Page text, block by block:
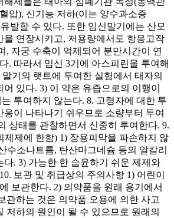
압), 신기능 저하(이는 양수과소증
유발할 수 있다. 또한 임신말기에는 산모
을 연장시키고, 저용량에서도 항응고작
, 자궁 수축이 억제되어 분만시간이 연
. 따라서 임신 3기에 아스피린을 투여해
기의 랫트에 투여한 실험에서 태자의
있다. 3) 이 약은 유즙으로의 이행이
투여하지 않는다. 8. 고령자에 대한 투
응이 나타나기 쉬우므로 소량부터 투여
상태를 관찰하면서 신중히 투여한다. 9.
제제에 한함) 1) 장용피막을 파손하지 않
수소나트륨, 탄산마그네슘 등의 알칼리
. 3) 가능한 한 습윤하기 쉬운 제제와
보관 및 취급상의 주의사항 1) 어린이
보관한다. 2) 의약품을 원래 용기에서
관하는 것은 의약품 오용에 의한 사고
저하의 원인이 될 수 있으므로 원래의